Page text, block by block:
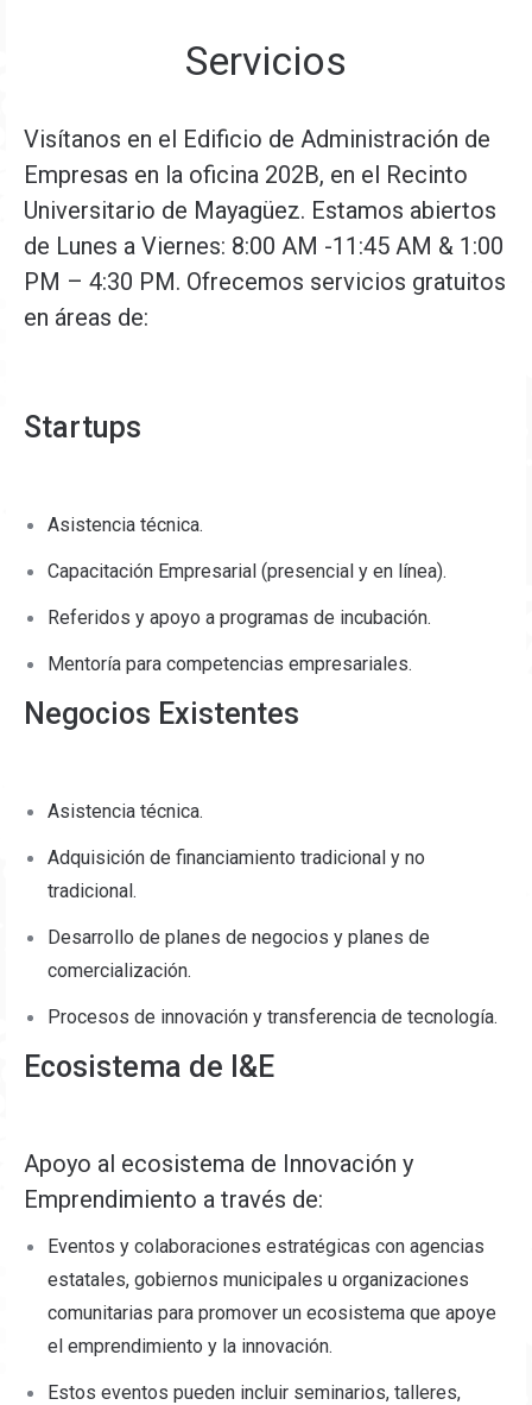
Servicios
Visítanos en el Edificio de Administración de
Empresas en la oficina 202B, en el Recinto
Universitario de Mayagüez. Estamos abiertos
de Lunes a Viernes: 8:00 AM -11:45 AM & 1:00
PM – 4:30 PM. Ofrecemos servicios gratuitos
en áreas de:
Startups
Asistencia técnica.
Capacitación Empresarial (presencial y en línea).
Referidos y apoyo a programas de incubación.
Mentoría para competencias empresariales.
Negocios Existentes
Asistencia técnica.
Adquisición de financiamiento tradicional y no
tradicional.
Desarrollo de planes de negocios y planes de
comercialización.
Procesos de innovación y transferencia de tecnología.
Ecosistema de I&E
Apoyo al ecosistema de Innovación y
Emprendimiento a través de:
Eventos y colaboraciones estratégicas con agencias
estatales, gobiernos municipales u organizaciones
comunitarias para promover un ecosistema que apoye
el emprendimiento y la innovación.
Estos eventos pueden incluir seminarios, talleres,